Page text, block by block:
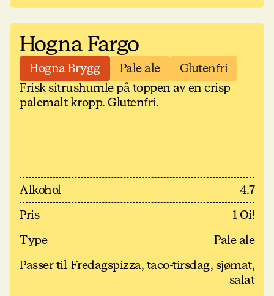
Hogna Fargo
Hogna Brygg Pale ale
Glutenfri
Frisk sitrushumle på toppen av en crisp
palemalt kropp. Glutenfri.
Alkohol
4.7
Pris
1 Oi!
Type
Pale ale
Passer til Fredagspizza, taco-tirsdag, sjømat,
salat